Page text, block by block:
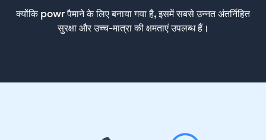
क्योंकि powr पैमाने के लिए बनाया गया है, इसमें सबसे उन्नत अंतर्निहित
सुरक्षा और उच्च-मात्रा की क्षमताएं उपलब्ध हैं।